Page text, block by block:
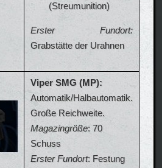
(Streumunition)
Erster Fundort:
Grabstätte der Urahnen
Viper SMG (MP):
Automatik/Halbautomatik.
Große Reichweite.
Magazingröße: 70
Schuss
Erster Fundort: Festung